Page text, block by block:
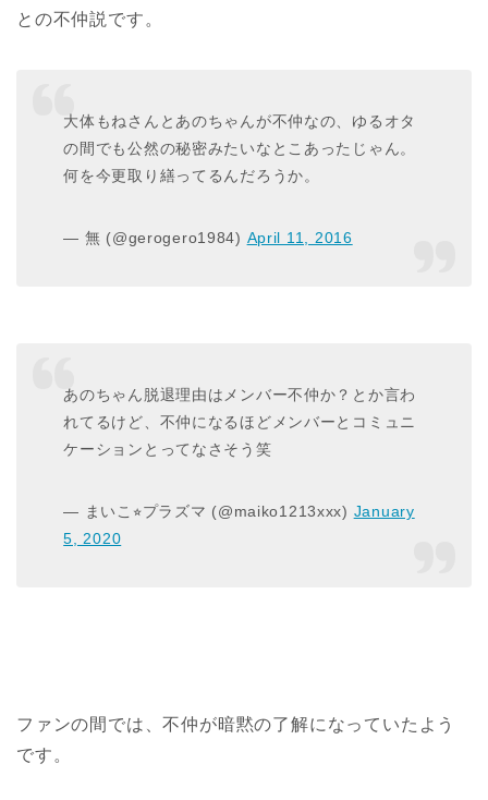
との不仲説です。
大体もねさんとあのちゃんが不仲なの、ゆるオタ
の間でも公然の秘密みたいなとこあったじゃん。
何を今更取り繕ってるんだろうか。
— 無 (@gerogero1984) April 11, 2016
あのちゃん脱退理由はメンバー不仲か？とか言わ
れてるけど、不仲になるほどメンバーとコミュニ
ケーションとってなさそう笑
— まいこ⭐︎プラズマ (@maiko1213xxx) January
5, 2020
ファンの間では、不仲が暗黙の了解になっていたよう
です。